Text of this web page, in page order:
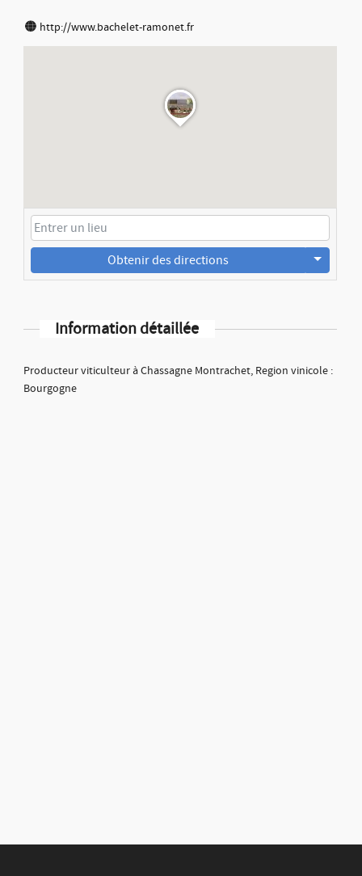
http://www.bachelet-ramonet.fr
Obtenir des directions
Information détaillée
Producteur viticulteur à Chassagne Montrachet, Region vinicole :
Bourgogne